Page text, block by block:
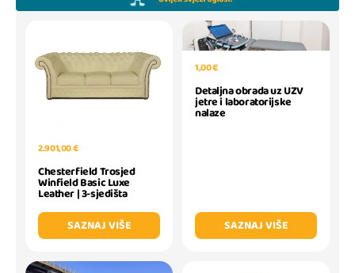
2.901,00 €
Chesterfield Trosjed
Winfield Basic Luxe
Leather | 3-sjedišta
SAZNAJ VIŠE
1,00 €
Detaljna obrada uz UZV
jetre i laboratorijske
nalaze
SAZNAJ VIŠE